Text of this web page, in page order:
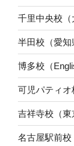
千里中央校（
半田校（愛知
博多校（
可児パティオ
吉祥寺校（東
名古屋駅前校